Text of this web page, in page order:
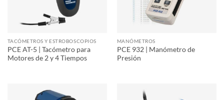
TACÓMETROS Y ESTROBOSCOPIOS
PCE AT-5 | Tacómetro para
Motores de 2 y 4 Tiempos
MANÓMETROS
PCE 932 | Manómetro de
Presión